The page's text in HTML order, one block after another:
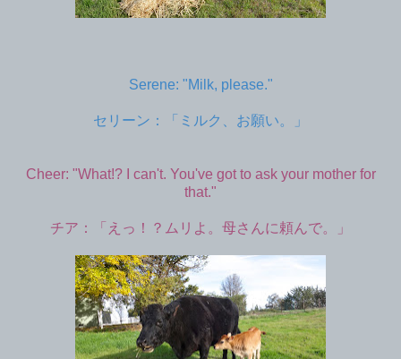
Serene: "Milk, please."
セリーン：「ミルク、お願い。」
Cheer: "What!? I can't. You've got to ask your mother for
that."
チア：「えっ！？ムリよ。母さんに頼んで。」